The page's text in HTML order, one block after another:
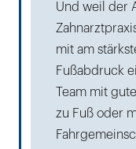
Und weil der
mit am
Fußabdruck
Team mit
zu Fuß oder